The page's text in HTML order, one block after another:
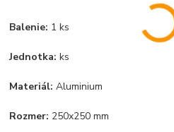
Balenie: 1 ks
Jednotka: ks
Materiál: Aluminium
Rozmer: 250x250 mm